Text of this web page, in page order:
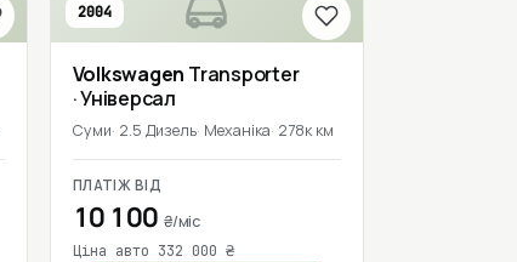
2004
Volkswagen Transporter
· Універсал
Суми 2.5 Дизель Механіка 278к км
ПЛАТІЖ ВІД
10 100 ₴/міс
Ціна авто 332 000 ₴